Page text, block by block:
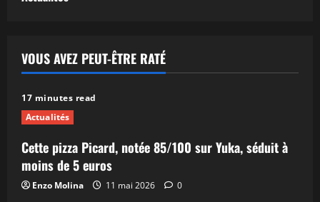
VOUS AVEZ PEUT-ÊTRE RATÉ
17 minutes read
Actualités
Cette pizza Picard, notée 85/100 sur Yuka, séduit à
moins de 5 euros
Enzo Molina 11 mai 2026 0